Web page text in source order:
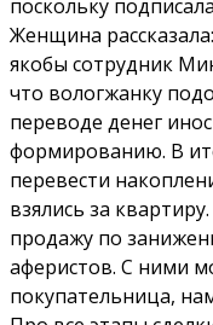
поскольку
Женщина
якобы сотрудник
что вологжанку
переводе денег
формированию. В
перевести
взялись за
продажу по
аферистов. С ними
покупательница,